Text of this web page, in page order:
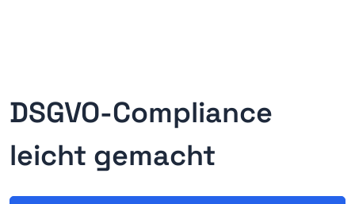
DSGVO-Compliance
leicht gemacht